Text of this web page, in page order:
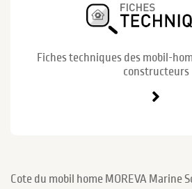
Fiches techniques des mobil-
constructeurs
Cote du mobil home MOREVA Marine